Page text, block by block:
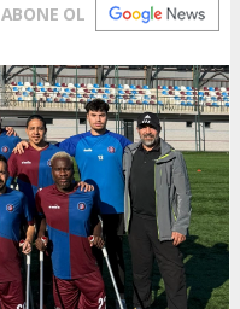
ABONE OL